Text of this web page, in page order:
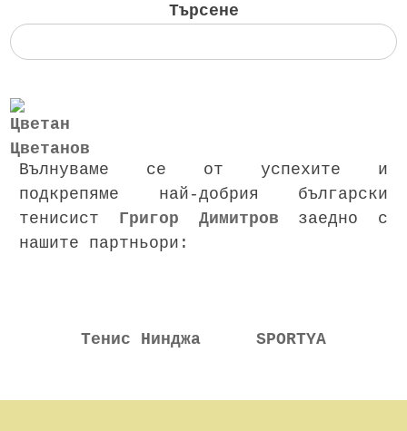
Търсене
Вълнуваме се от успехите и
подкрепяме най-добрия български
тенисист Григор Димитров заедно с
нашите партньори:
Тенис Нинджа SPORTYA